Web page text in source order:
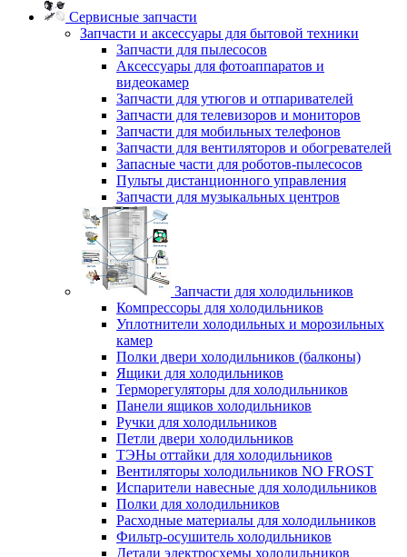
Сервисные запчасти
Запчасти и аксессуары для бытовой техники
Запчасти для пылесосов
Аксессуары для фотоаппаратов и
видеокамер
Запчасти для утюгов и отпаривателей
Запчасти для телевизоров и мониторов
Запчасти для мобильных телефонов
Запчасти для вентиляторов и обогревателей
Запасные части для роботов-пылесосов
Пульты дистанционного управления
Запчасти для музыкальных центров
Запчасти для холодильников
Компрессоры для холодильников
Уплотнители холодильных и морозильных
камер
Полки двери холодильников (балконы)
Ящики для холодильников
Терморегуляторы для холодильников
Панели ящиков холодильников
Ручки для холодильников
Петли двери холодильников
ТЭНы оттайки для холодильников
Вентиляторы холодильников NO FROST
Испарители навесные для холодильников
Полки для холодильников
Расходные материалы для холодильников
Фильтр-осушитель холодильников
Детали электросхемы холодильников